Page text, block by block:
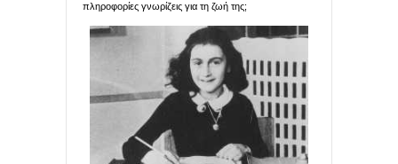
πληροφορίες γνωρίζεις για τη ζωή της;